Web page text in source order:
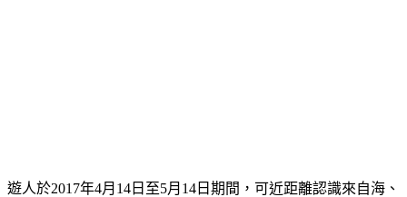
遊人於2017年4月14日至5月14日期間，可近距離認識來自海、